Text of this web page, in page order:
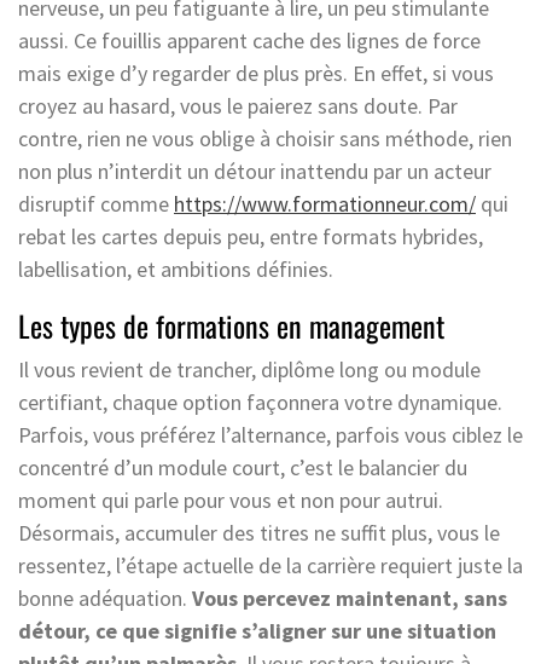
nerveuse, un peu fatiguante à lire, un peu stimulante
aussi. Ce fouillis apparent cache des lignes de force
mais exige d’y regarder de plus près. En effet, si vous
croyez au hasard, vous le paierez sans doute. Par
contre, rien ne vous oblige à choisir sans méthode, rien
non plus n’interdit un détour inattendu par un acteur
disruptif comme https://www.formationneur.com/ qui
rebat les cartes depuis peu, entre formats hybrides,
labellisation, et ambitions définies.
Les types de formations en management
Il vous revient de trancher, diplôme long ou module
certifiant, chaque option façonnera votre dynamique.
Parfois, vous préférez l’alternance, parfois vous ciblez le
concentré d’un module court, c’est le balancier du
moment qui parle pour vous et non pour autrui.
Désormais, accumuler des titres ne suffit plus, vous le
ressentez, l’étape actuelle de la carrière requiert juste la
bonne adéquation. Vous percevez maintenant, sans
détour, ce que signifie s’aligner sur une situation